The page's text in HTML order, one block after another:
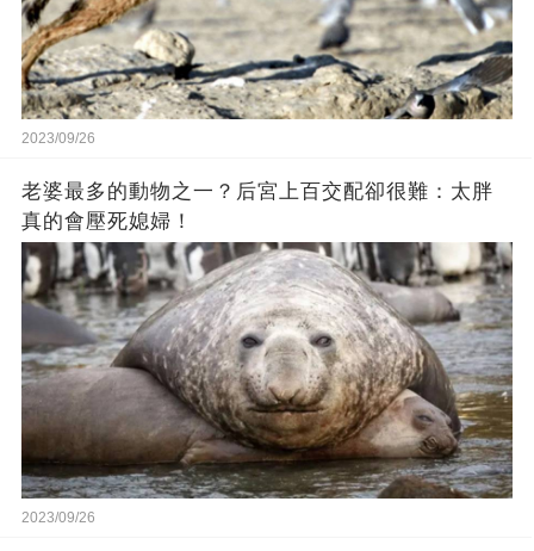
2023/09/26
老婆最多的動物之一？后宮上百交配卻很難：太胖
真的會壓死媳婦！
2023/09/26